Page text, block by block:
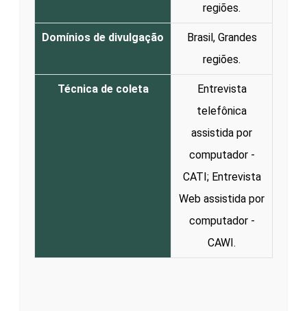
regiões.
Domínios de divulgação
Brasil, Grandes
regiões.
Técnica de coleta
Entrevista
telefônica
assistida por
computador -
CATI; Entrevista
Web assistida por
computador -
CAWI.